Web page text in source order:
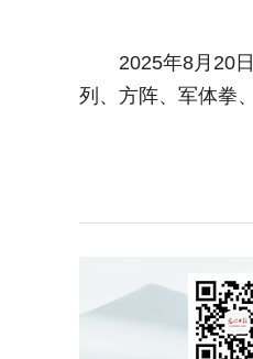
2025年8月20日
列、方阵、军体拳